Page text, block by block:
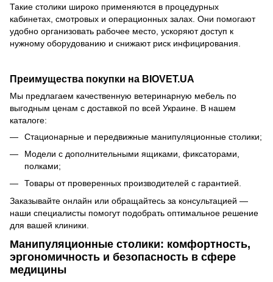
Такие столики широко применяются в процедурных
кабинетах, смотровых и операционных залах. Они помогают
удобно организовать рабочее место, ускоряют доступ к
нужному оборудованию и снижают риск инфицирования.
Преимущества покупки на BIOVET.UA
Мы предлагаем качественную ветеринарную мебель по
выгодным ценам с доставкой по всей Украине. В нашем
каталоге:
Стационарные и передвижные манипуляционные столики;
Модели с дополнительными ящиками, фиксаторами,
полками;
Товары от проверенных производителей с гарантией.
Заказывайте онлайн или обращайтесь за консультацией —
наши специалисты помогут подобрать оптимальное решение
для вашей клиники.
Манипуляционные столики: комфортность,
эргономичность и безопасность в сфере
медицины